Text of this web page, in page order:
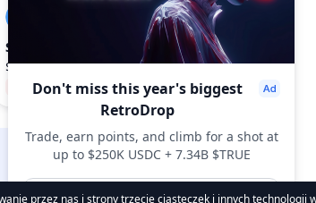
SUI
$0.6737
−2.42% 28
DropsTab.com
przez nas i strony trzecie ciasteczek i innych technologii
Don't miss this year's biggest
RetroDrop
Trade, earn points, and climb for a shot at
up to $250K USDC + 7.34B $TRUE
Join now